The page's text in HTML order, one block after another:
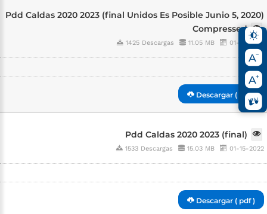
Pdd Caldas 2020 2023 (final Unidos Es Posible Junio 5, 2020)
Compressed
1425 Descargas 11.05 MB 01-15-2022
Descargar ( pdf )
Pdd Caldas 2020 2023 (final)
1533 Descargas 15.03 MB 01-15-2022
Descargar ( pdf )